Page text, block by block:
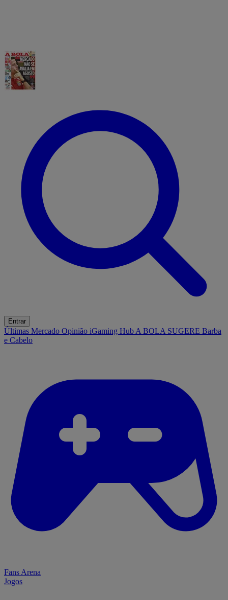
Entrar
Últimas Mercado Opinião iGaming Hub A BOLA SUGERE Barba
e Cabelo
Fans Arena
Jogos